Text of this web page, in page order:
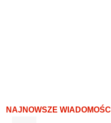
NAJNOWSZE WIADOMOŚCI